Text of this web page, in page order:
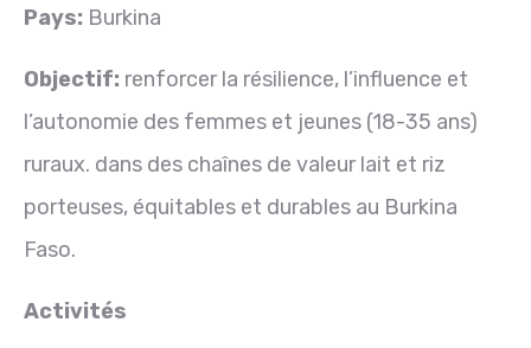
Pays: Burkina
Objectif: renforcer la résilience, l’influence et
l’autonomie des femmes et jeunes (18-35 ans)
ruraux. dans des chaînes de valeur lait et riz
porteuses, équitables et durables au Burkina
Faso.
Activités